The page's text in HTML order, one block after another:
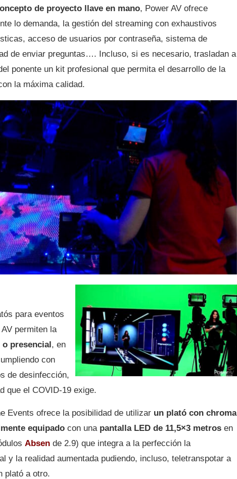
de proyecto llave en mano, Power AV ofrece
lo demanda, la gestión del streaming con exhaustivos
acceso de usuarios por contraseña, sistema de
de enviar preguntas…. Incluso, si es necesario, trasladan a
ponente un kit profesional que permita el desarrollo de la
la máxima calidad.
para eventos
permiten la
presencial, en
con
de desinfección,
que el COVID-19 exige.
Events ofrece la posibilidad de utilizar un plató con chroma
equipado con una pantalla LED de 11,5×3 metros en
Absen de 2.9) que integra a la perfección la
y la realidad aumentada pudiendo, incluso, teletranspotar a
plató a otro.